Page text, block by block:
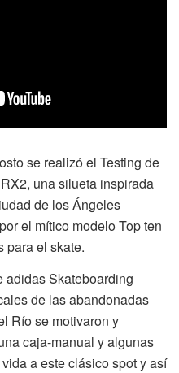
se realizó el Testing de
una silueta inspirada
de los Ángeles
el mítico modelo Top ten
para el skate.
adidas Skateboarding
de las abandonadas
Río se motivaron y
caja-manual y algunas
a este clásico spot y así